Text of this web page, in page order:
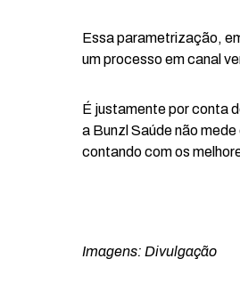
Essa parametrização,
um processo em canal
É justamente por conta
a Bunzl Saúde não
contando com os
Imagens: Divulgação